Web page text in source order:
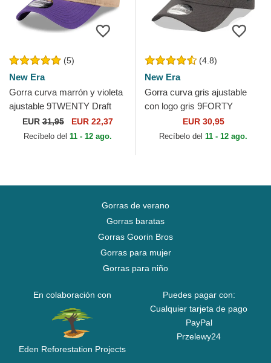
(5)
New Era
Gorra curva marrón y violeta
ajustable 9TWENTY Draft
2024 de Los Angeles Lakers
NBA de New Era
EUR31,95 EUR 22,37
Recíbelo del 11 - 12 ago.
(4.8)
New Era
Gorra curva gris ajustable
con logo gris 9FORTY
Diamond Era de New York
Yankees MLB de New Era
EUR 30,95
Recíbelo del 11 - 12 ago.
Gorras de verano
Gorras baratas
Gorras Goorin Bros
Gorras para mujer
Gorras para niño
En colaboración con
Eden Reforestation Projects
Puedes pagar con:
Cualquier tarjeta de pago
PayPal
Przelewy24